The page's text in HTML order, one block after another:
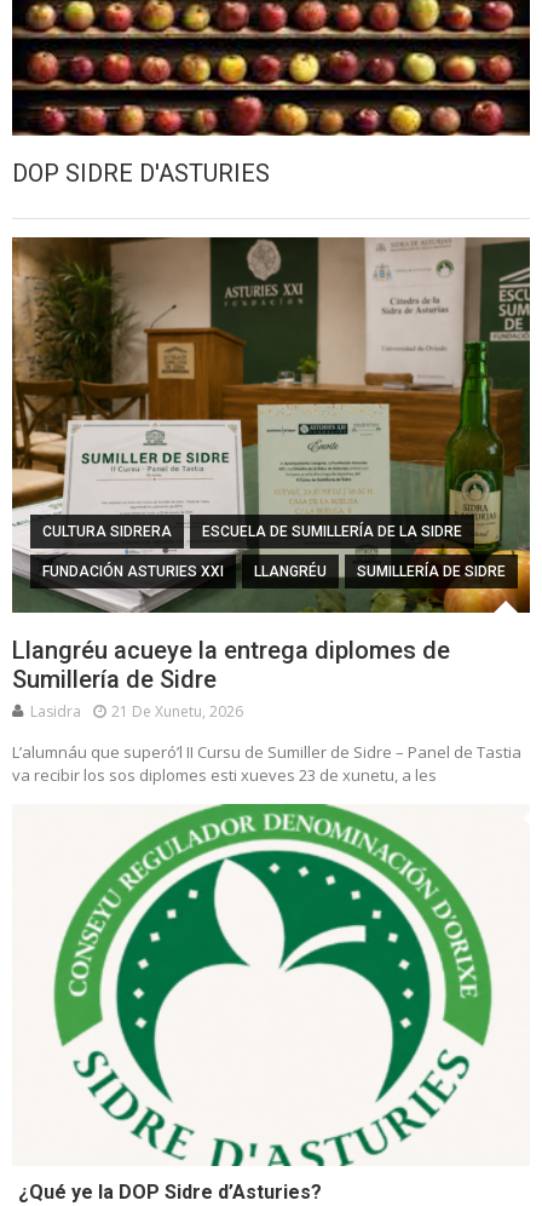
DOP SIDRE D'ASTURIES
CULTURA SIDRERA ESCUELA DE SUMILLERÍA DE LA SIDRE
FUNDACIÓN ASTURIES XXI LLANGRÉU SUMILLERÍA DE SIDRE
Llangréu acueye la entrega diplomes de
Sumillería de Sidre
Lasidra 21 De Xunetu, 2026
L’alumnáu que superó’l II Cursu de Sumiller de Sidre – Panel de Tastia
va recibir los sos diplomes esti xueves 23 de xunetu, a les
¿Qué ye la DOP Sidre d’Asturies?